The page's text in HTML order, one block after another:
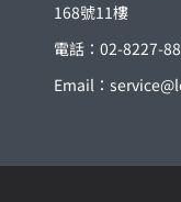
168號11樓
電話：02-8227-
Email：